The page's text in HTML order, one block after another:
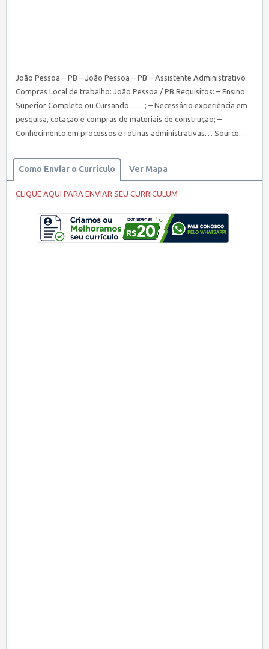
João Pessoa – PB – João Pessoa – PB – Assistente Administrativo
Compras Local de trabalho: João Pessoa / PB Requisitos: – Ensino
Superior Completo ou Cursando……; – Necessário experiência em
pesquisa, cotação e compras de materiais de construção; –
Conhecimento em processos e rotinas administrativas… Source…
Como Enviar o Currículo Ver Mapa
CLIQUE AQUI PARA ENVIAR SEU CURRICULUM